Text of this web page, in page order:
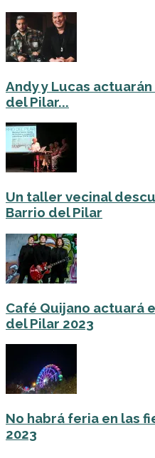
Andy y Lucas
del Pilar...
Un taller vecinal
Barrio del Pilar
Café Quijano actuará
del Pilar 2023
No habrá feria en las
2023